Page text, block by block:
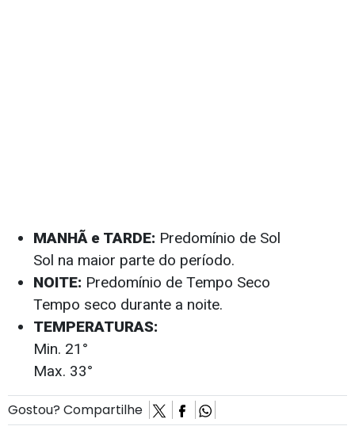
MANHÃ e TARDE: Predomínio de Sol
Sol na maior parte do período.
NOITE: Predomínio de Tempo Seco
Tempo seco durante a noite.
TEMPERATURAS:
Min. 21°
Max. 33°
Gostou? Compartilhe